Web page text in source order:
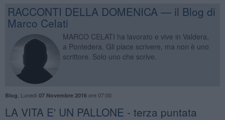
RACCONTI DELLA DOMENICA — il Blog di
Marco Celati
MARCO CELATI ha lavorato e vive in Valdera,
a Pontedera. Gli piace scrivere, ma non è uno
scrittore. Solo uno che scrive.
Blog Lunedì 07 Novembre 2016ore 07:00
LA VITA E' UN PALLONE - terza puntata